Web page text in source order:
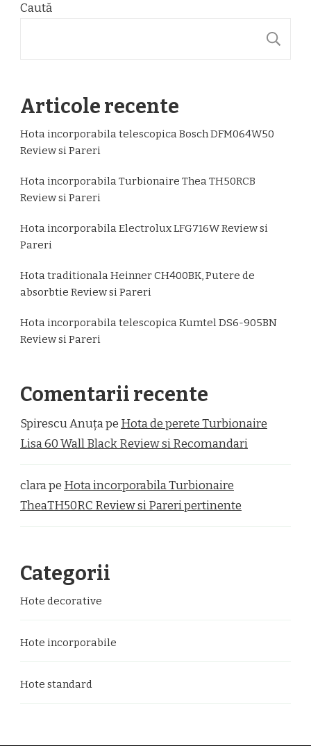
Caută
Articole recente
Hota incorporabila telescopica Bosch DFM064W50
Review si Pareri
Hota incorporabila Turbionaire Thea TH50RCB
Review si Pareri
Hota incorporabila Electrolux LFG716W Review si
Pareri
Hota traditionala Heinner CH400BK, Putere de
absorbtie Review si Pareri
Hota incorporabila telescopica Kumtel DS6-905BN
Review si Pareri
Comentarii recente
Spirescu Anuțape Hota de perete Turbionaire
Lisa 60 Wall Black Review si Recomandari
clarape Hota incorporabila Turbionaire
TheaTH50RC Review si Pareri pertinente
Categorii
Hote decorative
Hote incorporabile
Hote standard